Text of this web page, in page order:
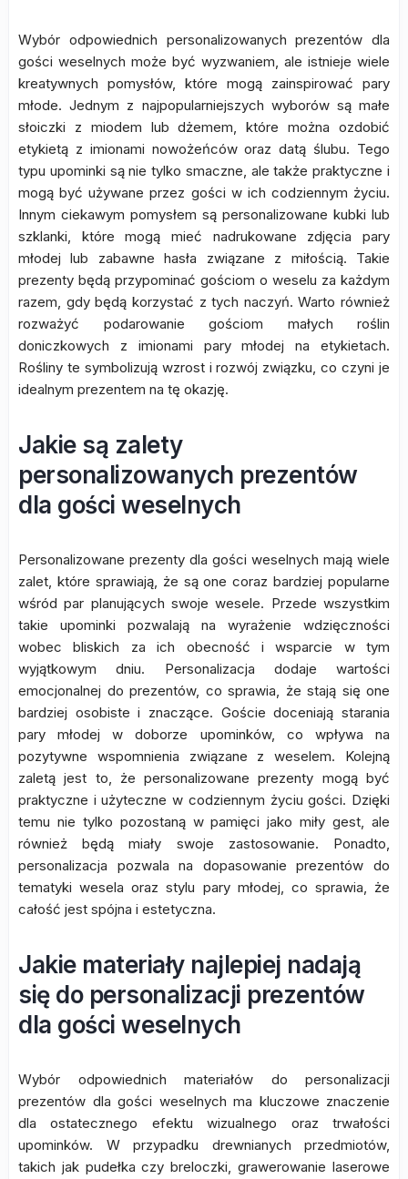
Wybór odpowiednich personalizowanych prezentów dla
gości weselnych może być wyzwaniem, ale istnieje wiele
kreatywnych pomysłów, które mogą zainspirować pary
młode. Jednym z najpopularniejszych wyborów są małe
słoiczki z miodem lub dżemem, które można ozdobić
etykietą z imionami nowożeńców oraz datą ślubu. Tego
typu upominki są nie tylko smaczne, ale także praktyczne i
mogą być używane przez gości w ich codziennym życiu.
Innym ciekawym pomysłem są personalizowane kubki lub
szklanki, które mogą mieć nadrukowane zdjęcia pary
młodej lub zabawne hasła związane z miłością. Takie
prezenty będą przypominać gościom o weselu za każdym
razem, gdy będą korzystać z tych naczyń. Warto również
rozważyć podarowanie gościom małych roślin
doniczkowych z imionami pary młodej na etykietach.
Rośliny te symbolizują wzrost i rozwój związku, co czyni je
idealnym prezentem na tę okazję.
Jakie są zalety
personalizowanych prezentów
dla gości weselnych
Personalizowane prezenty dla gości weselnych mają wiele
zalet, które sprawiają, że są one coraz bardziej popularne
wśród par planujących swoje wesele. Przede wszystkim
takie upominki pozwalają na wyrażenie wdzięczności
wobec bliskich za ich obecność i wsparcie w tym
wyjątkowym dniu. Personalizacja dodaje wartości
emocjonalnej do prezentów, co sprawia, że stają się one
bardziej osobiste i znaczące. Goście doceniają starania
pary młodej w doborze upominków, co wpływa na
pozytywne wspomnienia związane z weselem. Kolejną
zaletą jest to, że personalizowane prezenty mogą być
praktyczne i użyteczne w codziennym życiu gości. Dzięki
temu nie tylko pozostaną w pamięci jako miły gest, ale
również będą miały swoje zastosowanie. Ponadto,
personalizacja pozwala na dopasowanie prezentów do
tematyki wesela oraz stylu pary młodej, co sprawia, że
całość jest spójna i estetyczna.
Jakie materiały najlepiej nadają
się do personalizacji prezentów
dla gości weselnych
Wybór odpowiednich materiałów do personalizacji
prezentów dla gości weselnych ma kluczowe znaczenie
dla ostatecznego efektu wizualnego oraz trwałości
upominków. W przypadku drewnianych przedmiotów,
takich jak pudełka czy breloczki, grawerowanie laserowe